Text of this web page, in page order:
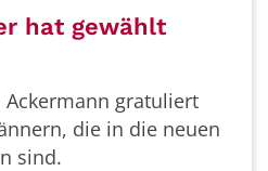
hat gewählt
Ackermann gratuliert
die in die neuen
sind.